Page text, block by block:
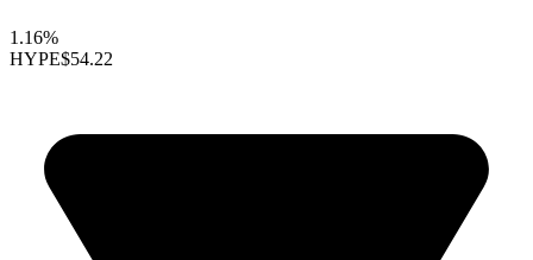
1.16%
HYPE$54.22